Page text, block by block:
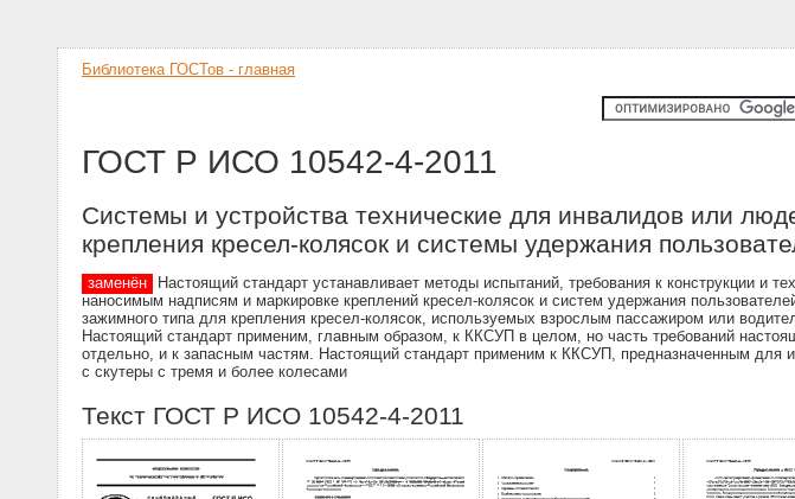
Библиотека ГОСТов - главная
ГОСТ Р ИСО 10542-4-2011
Системы и устройства технические для инвалидов или
крепления кресел-колясок и системы удержания
заменён
Настоящий стандарт устанавливает методы испытаний, требования к конструкции и
наносимым надписям и маркировке креплений кресел-колясок и систем удержания
зажимного типа для крепления кресел-колясок, используемых взрослым пассажиром или
Настоящий стандарт применим, главным образом, к ККСУП в целом, но часть требований
отдельно, и к запасным частям. Настоящий стандарт применим к ККСУП, предназначенным для
с скутеры с тремя и более колесами
Текст ГОСТ Р ИСО 10542-4-2011